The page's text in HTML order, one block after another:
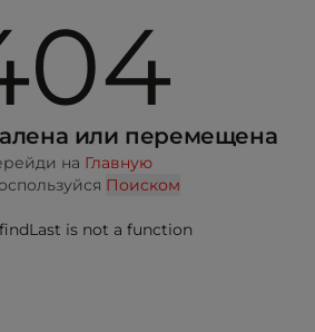
или перемещена
на Главную
Поиском
is not a function